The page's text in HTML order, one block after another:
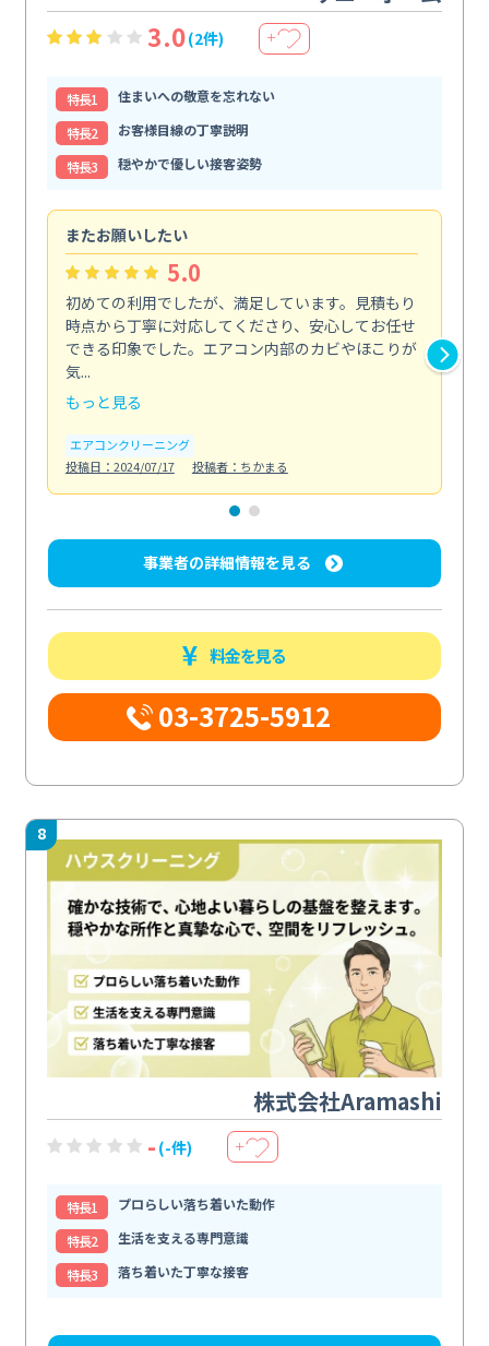
3.0(2件) ＋
特⻑1
住まいへの敬意を忘れない
特⻑2
お客様目線の丁寧説明
特⻑3
穏やかで優しい接客姿勢
またお願いしたい
5.0
初めての利用でしたが、満足しています。見積もり
時点から丁寧に対応してくださり、安心してお任せ
できる印象でした。エアコン内部のカビやほこりが
気...
もっと見る
エアコンクリーニング
投稿日：2024/07/17
投稿者：ちかまる
事業者の詳細情報を見る
料金を見る
03-3725-5912
8
株式会社Aramashi
- (-件) ＋
特⻑1
プロらしい落ち着いた動作
特⻑2
生活を支える専門意識
特⻑3
落ち着いた丁寧な接客